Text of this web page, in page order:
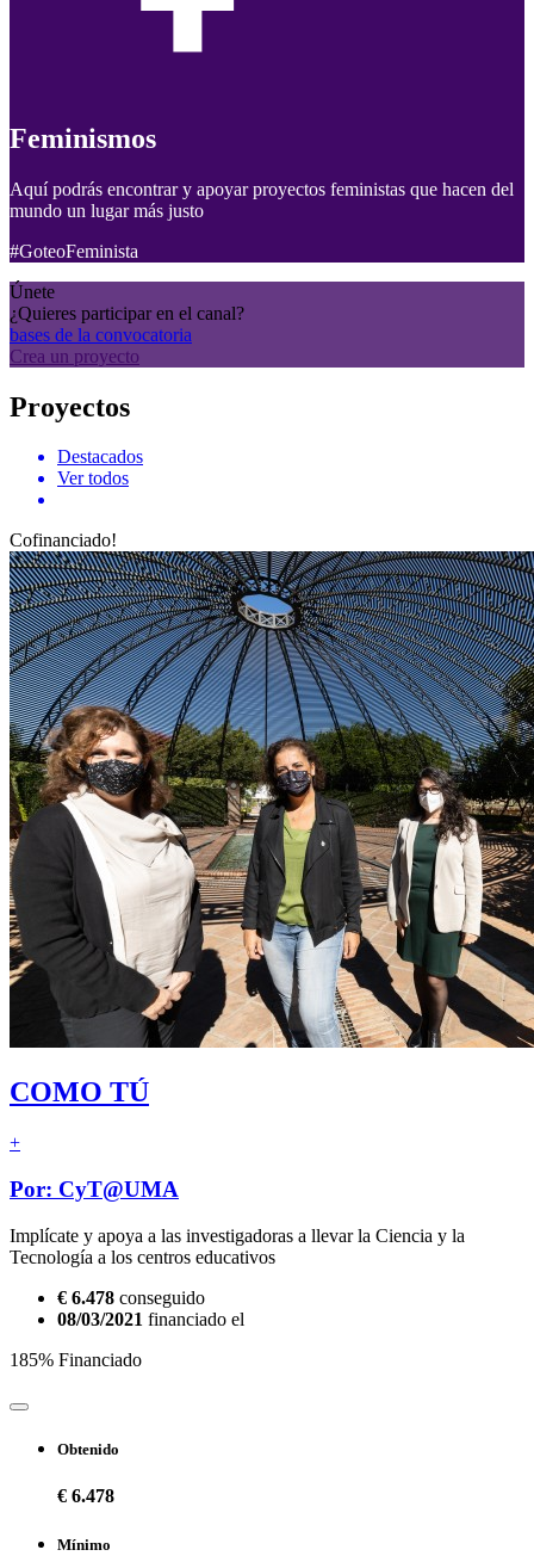
Feminismos
Aquí podrás encontrar y apoyar proyectos feministas que hacen del
mundo un lugar más justo
#GoteoFeminista
Únete
¿Quieres participar en el canal?
bases de la convocatoria
Crea un proyecto
Proyectos
Destacados
Ver todos
Cofinanciado!
COMO TÚ
+
Por: CyT@UMA
Implícate y apoya a las investigadoras a llevar la Ciencia y la
Tecnología a los centros educativos
€ 6.478 conseguido
08/03/2021 financiado el
185% Financiado
Obtenido
€ 6.478
Mínimo